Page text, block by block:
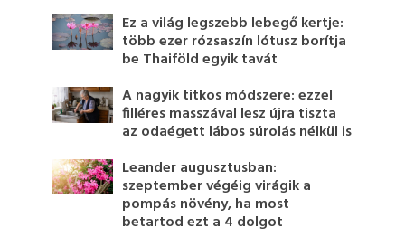
Ez a világ legszebb lebegő kertje:
több ezer rózsaszín lótusz borítja
be Thaiföld egyik tavát
A nagyik titkos módszere: ezzel
filléres masszával lesz újra tiszta
az odaégett lábos súrolás nélkül is
Leander augusztusban:
szeptember végéig virágik a
pompás növény, ha most
betartod ezt a 4 dolgot